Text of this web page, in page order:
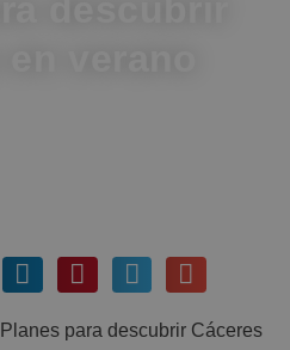
Planes para descubrir Cáceres